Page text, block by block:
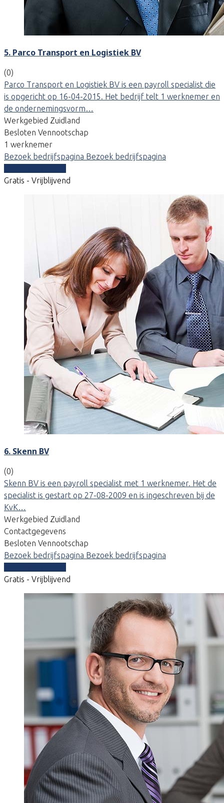
5. Parco Transport en Logistiek BV
(0)
Parco Transport en Logistiek BV is een payroll specialist die
is opgericht op 16-04-2015. Het bedrijf telt 1 werknemer en
de ondernemingsvorm…
Werkgebied Zuidland
Besloten Vennootschap
1 werknemer
Bezoek bedrijfspagina Bezoek bedrijfspagina
Gratis - Vrijblijvend
6. Skenn BV
(0)
Skenn BV is een payroll specialist met 1 werknemer. Het de
specialist is gestart op 27-08-2009 en is ingeschreven bij de
KvK…
Werkgebied Zuidland
Contactgegevens
Besloten Vennootschap
Bezoek bedrijfspagina Bezoek bedrijfspagina
Gratis - Vrijblijvend